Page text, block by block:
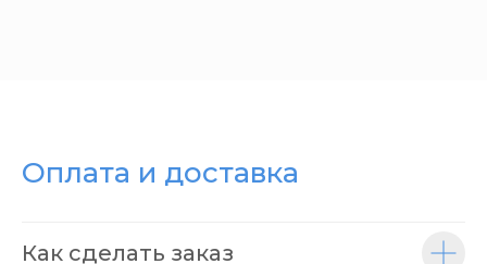
Оплата и доставка
Как сделать заказ